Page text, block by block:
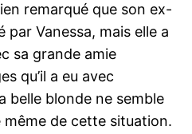
remarqué que son ex-
Vanessa, mais elle a
sa grande amie
qu’il a eu avec
belle blonde ne semble
même de cette situation.